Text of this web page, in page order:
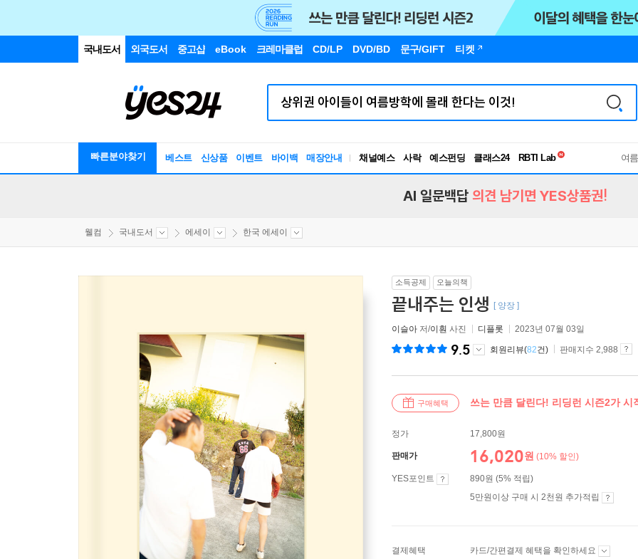
국내도서 외국도서 중고샵 eBook 크레마클럽 CD/LP DVD/BD 문구/GIFT 티켓
빠른분야찾기 베스트 신상품 이벤트 바이백 매장안내 채널예스 사락 예스펀딩 클래스24
RBTI Lab
독서유형검사
여
AI 일문백답 의견 남기면 YES상품권!
웰컴 국내도서 에세이 한국 에세이
소득공제 오늘의책
끝내주는 인생 [ 양장 ]
이슬아 저/이훤 사진 디플롯 2023년 07월 03일
9.5 회원리뷰(82건) 판매지수 2,988
구매혜택 쓰는 만큼 달린다! 리딩런 시즌2가 시
정가 17,800원
판매가 16,020원 (10% 할인)
YES포인트
890원 (5% 적립)
5만원이상 구매 시 2천원 추가적립
결제혜택 카드/간편결제 혜택을 확인하세요